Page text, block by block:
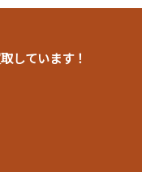
しています！